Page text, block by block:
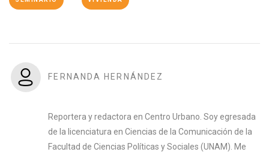
FERNANDA HERNÁNDEZ
Reportera y redactora en Centro Urbano. Soy egresada
de la licenciatura en Ciencias de la Comunicación de la
Facultad de Ciencias Políticas y Sociales (UNAM). Me